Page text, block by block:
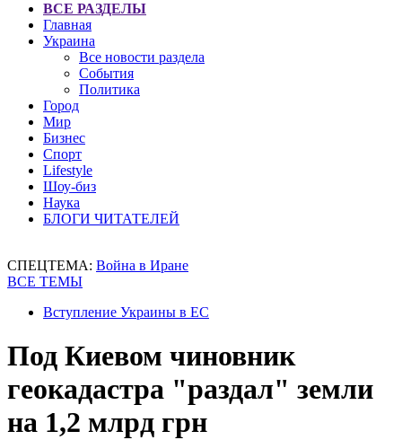
ВСЕ РАЗДЕЛЫ
Главная
Украина
Все новости раздела
События
Политика
Город
Мир
Бизнес
Спорт
Lifestyle
Шоу-биз
Наука
БЛОГИ ЧИТАТЕЛЕЙ
СПЕЦТЕМА: Война в Иране
ВСЕ ТЕМЫ
Вступление Украины в ЕС
Под Киевом чиновник
геокадастра "раздал" земли
на 1,2 млрд грн